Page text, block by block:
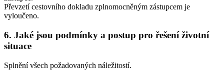
Převzetí cestovního dokladu zplnomocněným zástupcem je
vyloučeno.
6. Jaké jsou podmínky a postup pro řešení životní
situace
Splnění všech požadovaných náležitostí.